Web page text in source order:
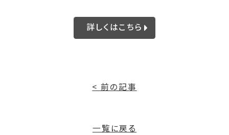
詳しくはこちら
< 前の記事
一覧に戻る